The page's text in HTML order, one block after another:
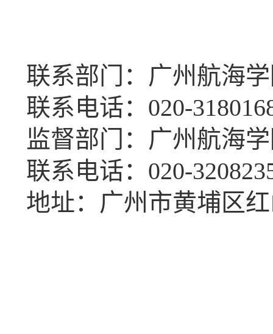
联系部门：广州航海
联系电话：020-
监督部门：广州航海
联系电话：020-
地址： 广州市黄埔区